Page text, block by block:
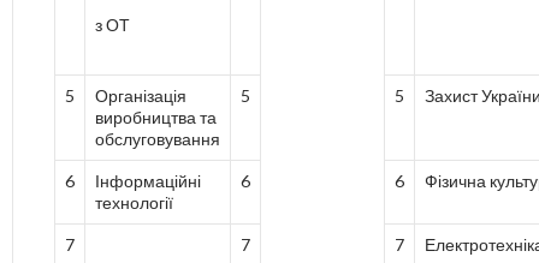
з ОТ
5
Організація
виробництва та
обслуговування
5 5 Захист
6
Інформаційні
технології
6 6 Фізична
7 7 7